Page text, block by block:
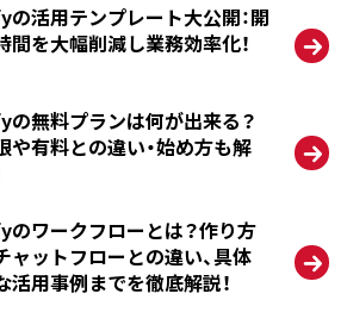
の活用テンプレート大公開：開
間を大幅削減し業務効率化！
の無料プランは何が出来る？
や有料との違い・始め方も解
のワークフローとは？作り方
ャットフローとの違い、具体
活用事例までを徹底解説！